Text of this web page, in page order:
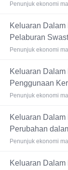
Penunjuk ekonomi
Keluaran
Pelaburan
Penunjuk ekonomi
Keluaran
Penggunaan
Penunjuk ekonomi
Keluaran
Perubahan
Penunjuk ekonomi
Keluaran